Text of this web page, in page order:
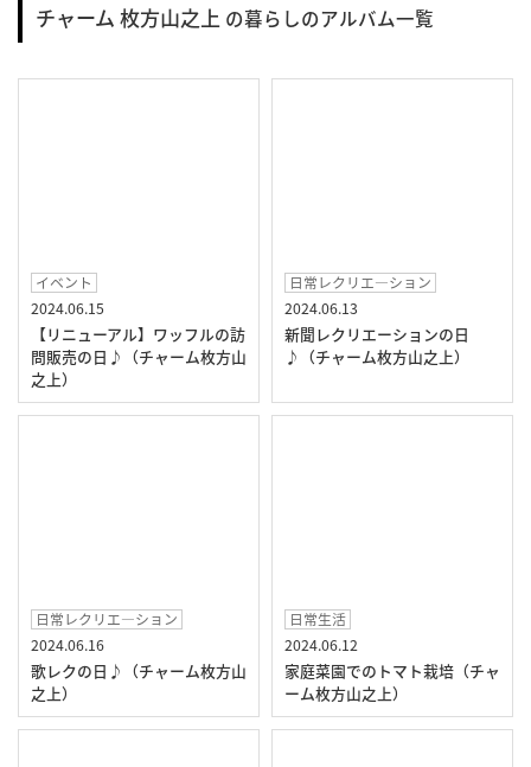
チャーム 枚方山之上 の暮らしのアルバム一覧
イベント
2024.06.15
【リニューアル】ワッフルの訪
問販売の日♪（チャーム枚方山
之上）
日常レクリエ―ション
2024.06.13
新聞レクリエーションの日
♪（チャーム枚方山之上）
日常レクリエ―ション
2024.06.16
歌レクの日♪（チャーム枚方山
之上）
日常生活
2024.06.12
家庭菜園でのトマト栽培（チャ
ーム枚方山之上）